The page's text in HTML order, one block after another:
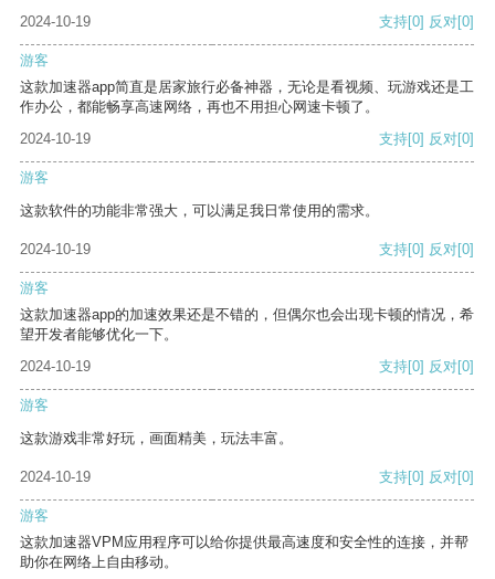
2024-10-19
支持[0] 反对[0]
游客
这款加速器app简直是居家旅行必备神器，无论是看视频、玩游戏还是工
作办公，都能畅享高速网络，再也不用担心网速卡顿了。
2024-10-19
支持[0] 反对[0]
游客
这款软件的功能非常强大，可以满足我日常使用的需求。
2024-10-19 支持[0] 反对[0]
游客
这款加速器app的加速效果还是不错的，但偶尔也会出现卡顿的情况，希
望开发者能够优化一下。
2024-10-19
支持[0] 反对[0]
游客
这款游戏非常好玩，画面精美，玩法丰富。
2024-10-19 支持[0] 反对[0]
游客
这款加速器VPM应用程序可以给你提供最高速度和安全性的连接，并帮
助你在网络上自由移动。